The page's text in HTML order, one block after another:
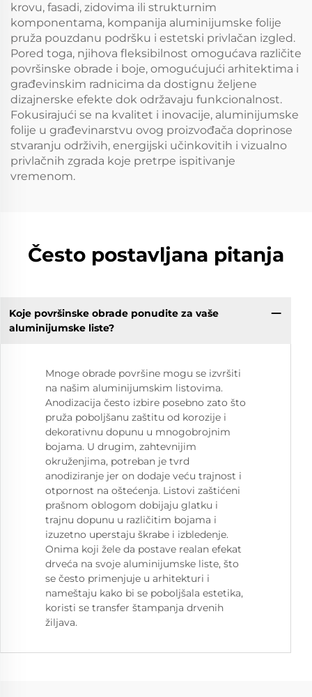
krovu, fasadi, zidovima ili strukturnim
komponentama, kompanija aluminijumske folije
pruža pouzdanu podršku i estetski privlačan izgled.
Pored toga, njihova fleksibilnost omogućava različite
površinske obrade i boje, omogućujući arhitektima i
građevinskim radnicima da dostignu željene
dizajnerske efekte dok održavaju funkcionalnost.
Fokusirajući se na kvalitet i inovacije, aluminijumske
folije u građevinarstvu ovog proizvođača doprinose
stvaranju održivih, energijski učinkovitih i vizualno
privlačnih zgrada koje pretrpe ispitivanje
vremenom.
Često postavljana pitanja
Koje površinske obrade ponudite za vaše
aluminijumske liste?
Mnoge obrade površine mogu se izvršiti
na našim aluminijumskim listovima.
Anodizacija često izbire posebno zato što
pruža poboljšanu zaštitu od korozije i
dekorativnu dopunu u mnogobrojnim
bojama. U drugim, zahtevnijim
okruženjima, potreban je tvrd
anodiziranje jer on dodaje veću trajnost i
otpornost na oštećenja. Listovi zaštićeni
prašnom oblogom dobijaju glatku i
trajnu dopunu u različitim bojama i
izuzetno uperstaju škrabe i izbledenje.
Onima koji žele da postave realan efekat
drveća na svoje aluminijumske liste, što
se često primenjuje u arhitekturi i
nameštaju kako bi se poboljšala estetika,
koristi se transfer štampanja drvenih
žiljava.